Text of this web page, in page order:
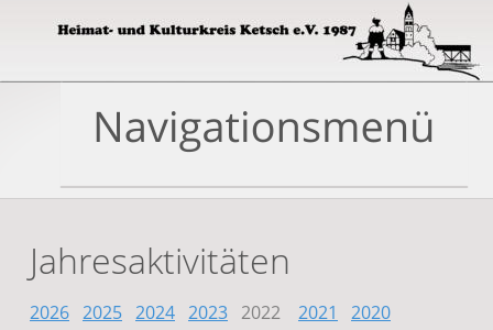
Jahresaktivitäten
2026 2025 2024 2023
   2022
2021
2020